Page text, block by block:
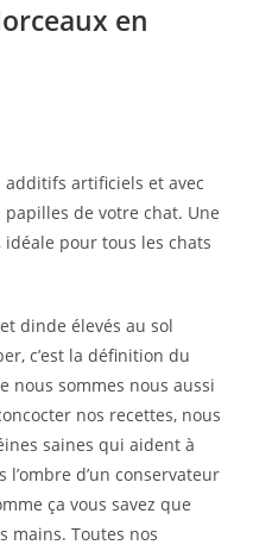
en
additifs artificiels et avec
de votre chat. Une
pour tous les chats
dinde élevés au sol
c’est la définition du
nous sommes nous aussi
nos recettes, nous
saines qui aident à
d’un conservateur
ça vous savez que
mains. Toutes nos